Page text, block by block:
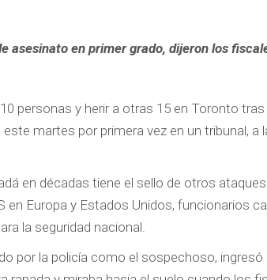
asesinato en primer grado, dijeron los
personas y herir a otras 15 en Toronto
martes por primera vez en un tribunal, a
en décadas tiene el sello de otros
Europa y Estados Unidos, funcionarios
la seguridad nacional.
por la policía como el sospechoso, ingresó